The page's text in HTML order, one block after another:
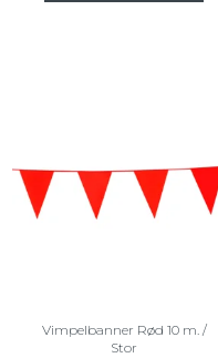
Vimpelbanner Rød 10 m. /
Stor